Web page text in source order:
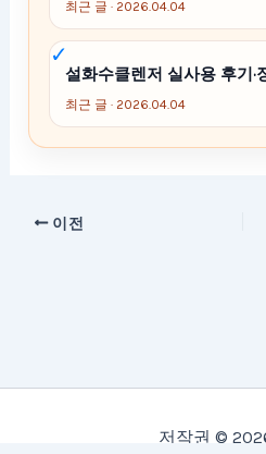
최근 글 · 2026.04.04
설화수클렌저 실사용 후기·
최근 글 · 2026.04.04
이전
저작권 ©